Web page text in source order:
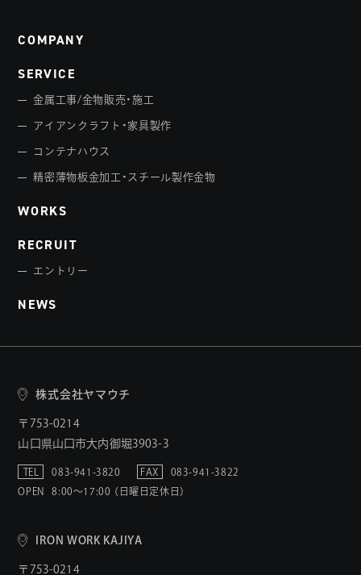
COMPANY
SERVICE
金属工事/金物販売・施工
アイアンクラフト・家具製作
コンテナハウス
精密薄物板金加工・スチール製作金物
WORKS
RECRUIT
エントリー
NEWS
株式会社ヤマウチ
〒753-0214
山口県山口市大内御堀3903-3
TEL 083-941-3820 FAX
083-941-3822
OPEN
8:00〜17:00 （日曜日定休日）
IRON WORK KAJIYA
〒753-0214